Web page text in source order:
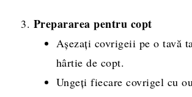
Prepararea pentru copt
Așezați covrigeii pe o tavă
hârtie de copt.
Ungeți fiecare covrigel cu